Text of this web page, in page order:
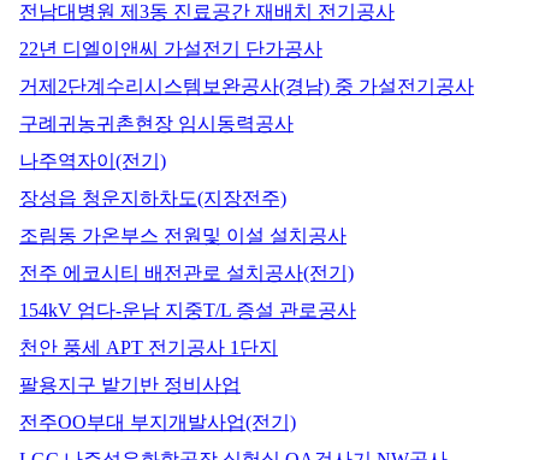
전남대병원 제3동 진료공간 재배치 전기공사
22년 디엘이앤씨 가설전기 단가공사
거제2단계수리시스템보완공사(경남) 중 가설전기공사
구례귀농귀촌현장 임시동력공사
나주역자이(전기)
장성읍 청운지하차도(지장전주)
조림동 가온부스 전원및 이설 설치공사
전주 에코시티 배전관로 설치공사(전기)
154kV 엄다-운남 지중T/L 증설 관로공사
천안 풍세 APT 전기공사 1단지
팔용지구 밭기반 정비사업
전주OO부대 부지개발사업(전기)